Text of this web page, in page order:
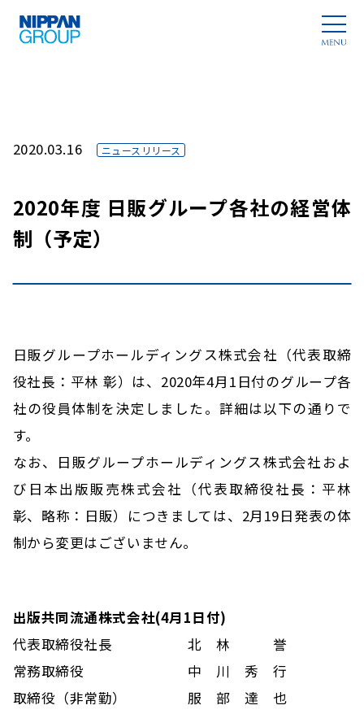
2020.03.16 ニュースリリース
2020年度 日販グループ各社の経営体
制（予定）
日販グループホールディングス株式会社（代表取締
役社長：平林 彰）は、2020年4月1日付のグループ各
社の役員体制を決定しました。詳細は以下の通りで
す。
なお、日販グループホールディングス株式会社およ
び日本出版販売株式会社（代表取締役社長：平林
彰、略称：日販）につきましては、2月19日発表の体
制から変更はございません。
出版共同流通株式会社(4月1日付)
代表取締役社長
北 林 誉
常務取締役
中 川 秀 行
取締役（非常勤）
服 部 達 也